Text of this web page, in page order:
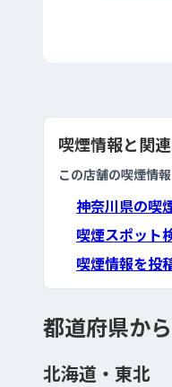
喫煙情報と関
この店舗の喫煙情
神奈川県の喫
喫煙スポット
喫煙情報を投
都道府県か
北海道・東北